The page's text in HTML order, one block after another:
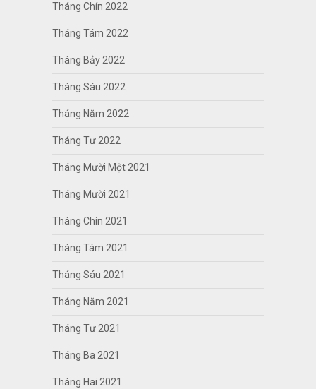
Tháng Chín 2022
Tháng Tám 2022
Tháng Bảy 2022
Tháng Sáu 2022
Tháng Năm 2022
Tháng Tư 2022
Tháng Mười Một 2021
Tháng Mười 2021
Tháng Chín 2021
Tháng Tám 2021
Tháng Sáu 2021
Tháng Năm 2021
Tháng Tư 2021
Tháng Ba 2021
Tháng Hai 2021